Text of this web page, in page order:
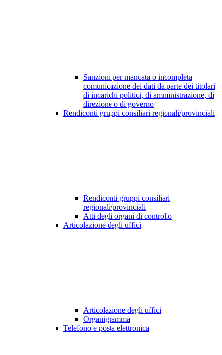
Sanzioni per mancata o incompleta
comunicazione dei dati da parte dei titolari
di incarichi politici, di amministrazione, di
direzione o di governo
Rendiconti gruppi consiliari regionali/provinciali
Rendiconti gruppi consiliari
regionali/provinciali
Atti degli organi di controllo
Articolazione degli uffici
Articolazione degli uffici
Organigramma
Telefono e posta elettronica